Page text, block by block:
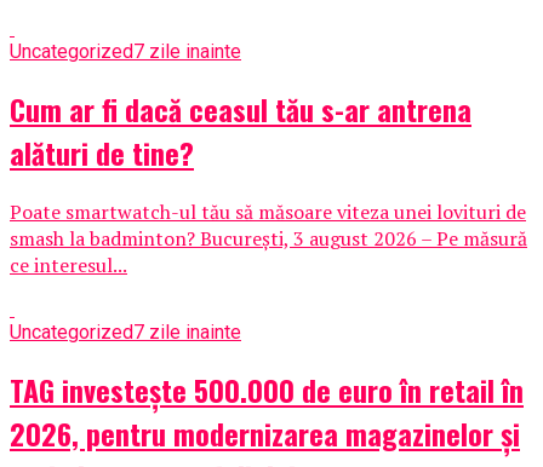
Uncategorized7 zile inainte
Cum ar fi dacă ceasul tău s-ar antrena
alături de tine?
Poate smartwatch-ul tău să măsoare viteza unei lovituri de
smash la badminton? București, 3 august 2026 – Pe măsură
ce interesul...
Uncategorized7 zile inainte
TAG investește 500.000 de euro în retail în
2026, pentru modernizarea magazinelor și